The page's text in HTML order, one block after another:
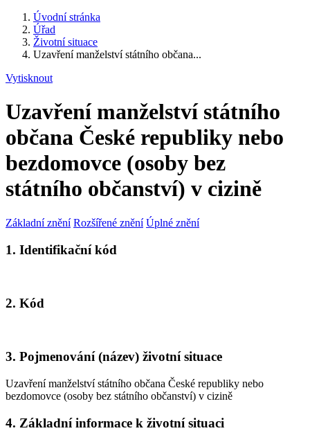
Úvodní stránka
Úřad
Životní situace
Uzavření manželství státního občana...
Vytisknout
Uzavření manželství státního
občana České republiky nebo
bezdomovce (osoby bez
státního občanství) v cizině
Základní znění Rozšířené znění Úplné znění
1. Identifikační kód
2. Kód
3. Pojmenování (název) životní situace
Uzavření manželství státního občana České republiky nebo
bezdomovce (osoby bez státního občanství) v cizině
4. Základní informace k životní situaci